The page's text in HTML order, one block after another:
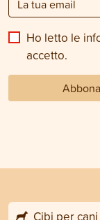
Ho letto le
accetto.
Cibi per cani